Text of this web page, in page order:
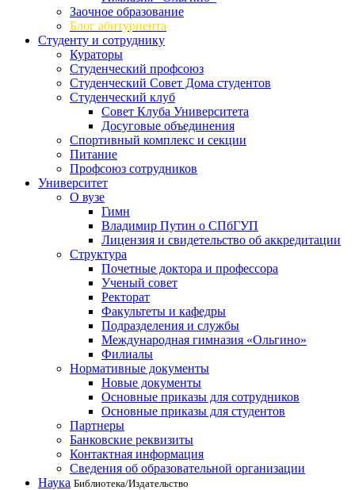
Заочное образование
Блог абитуриента
Студенту и сотруднику
Кураторы
Студенческий профсоюз
Студенческий Совет Дома студентов
Студенческий клуб
Совет Клуба Университета
Досуговые объединения
Спортивный комплекс и секции
Питание
Профсоюз сотрудников
Университет
О вузе
Гимн
Владимир Путин о СПбГУП
Лицензия и свидетельство об аккредитации
Структура
Почетные доктора и профессора
Ученый совет
Ректорат
Факультеты и кафедры
Подразделения и службы
Международная гимназия «Ольгино»
Филиалы
Нормативные документы
Новые документы
Основные приказы для сотрудников
Основные приказы для студентов
Партнеры
Банковские реквизиты
Контактная информация
Сведения об образовательной организации
Наука Библиотека/Издательство